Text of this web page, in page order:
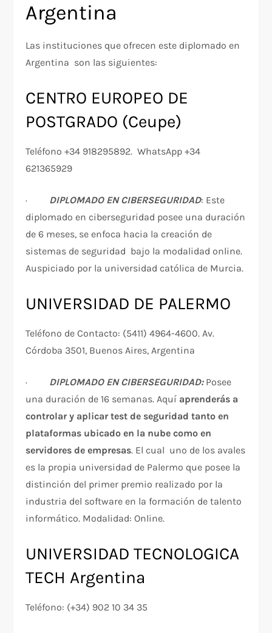
Argentina
Las instituciones que ofrecen este diplomado en
Argentina son las siguientes:
CENTRO EUROPEO DE
POSTGRADO (Ceupe)
Teléfono +34 918295892. WhatsApp +34
621365929
· DIPLOMADO EN CIBERSEGURIDAD: Este
diplomado en ciberseguridad posee una duración
de 6 meses, se enfoca hacia la creación de
sistemas de seguridad bajo la modalidad online.
Auspiciado por la universidad católica de Murcia.
UNIVERSIDAD DE PALERMO
Teléfono de Contacto: (5411) 4964-4600. Av.
Córdoba 3501, Buenos Aires, Argentina
· DIPLOMADO EN CIBERSEGURIDAD:Posee
una duración de 16 semanas. Aquí aprenderás a
controlar y aplicar test de seguridad tanto en
plataformas ubicado en la nube como en
servidores de empresas. El cual uno de los avales
es la propia universidad de Palermo que posee la
distinción del primer premio realizado por la
industria del software en la formación de talento
informático. Modalidad: Online.
UNIVERSIDAD TECNOLOGICA
TECH Argentina
Teléfono: (+34) 902 10 34 35